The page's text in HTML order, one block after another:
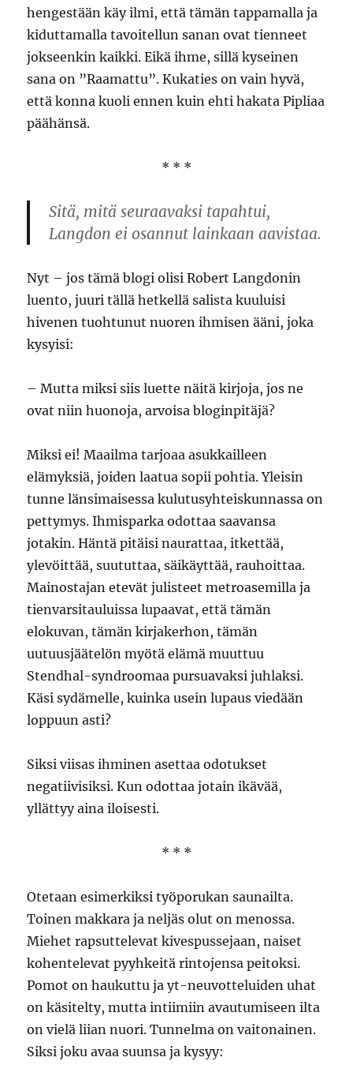
hengestään käy ilmi, että tämän tappamalla ja
kiduttamalla tavoitellun sanan ovat tienneet
jokseenkin kaikki. Eikä ihme, sillä kyseinen
sana on ”Raamattu”. Kukaties on vain hyvä,
että konna kuoli ennen kuin ehti hakata Pipliaa
päähänsä.
* * *
Sitä, mitä seuraavaksi tapahtui,
Langdon ei osannut lainkaan aavistaa.
Nyt – jos tämä blogi olisi Robert Langdonin
luento, juuri tällä hetkellä salista kuuluisi
hivenen tuohtunut nuoren ihmisen ääni, joka
kysyisi:
– Mutta miksi siis luette näitä kirjoja, jos ne
ovat niin huonoja, arvoisa bloginpitäjä?
Miksi ei! Maailma tarjoaa asukkailleen
elämyksiä, joiden laatua sopii pohtia. Yleisin
tunne länsimaisessa kulutusyhteiskunnassa on
pettymys. Ihmisparka odottaa saavansa
jotakin. Häntä pitäisi naurattaa, itkettää,
ylevöittää, suututtaa, säikäyttää, rauhoittaa.
Mainostajan etevät julisteet metroasemilla ja
tienvarsitauluissa lupaavat, että tämän
elokuvan, tämän kirjakerhon, tämän
uutuusjäätelön myötä elämä muuttuu
Stendhal-syndroomaa pursuavaksi juhlaksi.
Käsi sydämelle, kuinka usein lupaus viedään
loppuun asti?
Siksi viisas ihminen asettaa odotukset
negatiivisiksi. Kun odottaa jotain ikävää,
yllättyy aina iloisesti.
* * *
Otetaan esimerkiksi työporukan saunailta.
Toinen makkara ja neljäs olut on menossa.
Miehet rapsuttelevat kivespussejaan, naiset
kohentelevat pyyhkeitä rintojensa peitoksi.
Pomot on haukuttu ja yt-neuvotteluiden uhat
on käsitelty, mutta intiimiin avautumiseen ilta
on vielä liian nuori. Tunnelma on vaitonainen.
Siksi joku avaa suunsa ja kysyy: